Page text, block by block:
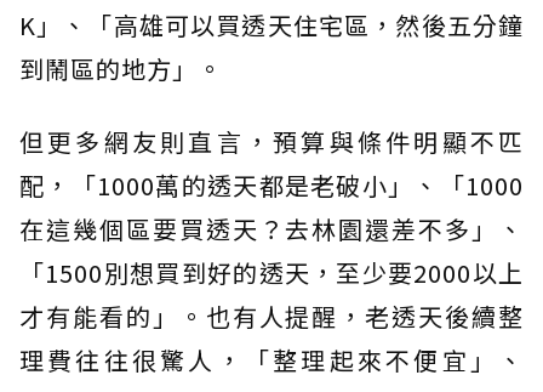
K」、「高雄可以買透天住宅區，然後五分鐘
到鬧區的地方」。
但更多網友則直言，預算與條件明顯不匹
配，「1000萬的透天都是老破小」、「1000
在這幾個區要買透天？去林園還差不多」、
「1500別想買到好的透天，至少要2000以上
才有能看的」。也有人提醒，老透天後續整
理費往往很驚人，「整理起來不便宜」、